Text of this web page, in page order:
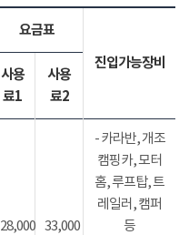
요금표
진입가능장비
사용
료1
사용
료2
28,000 33,000
- 카라반, 개조
캠핑카, 모터
홈, 루프탑, 트
레일러, 캠퍼
등